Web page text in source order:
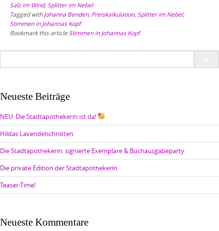
Salz im Wind, Splitter im Nebel
Tagged withJohanna Benden, Preiskalkulation, Splitter im Nebel,
Stimmen in Johannas Kopf
Bookmark this article Stimmen in Johannas Kopf
Neueste Beiträge
NEU: Die Stadtapothekerin ist da!
Hildas Lavendelschnitten
Die Stadtapothekerin: signierte Exemplare & Buchausgabeparty
Die private Edition der Stadtapothekerin
Teaser-Time!
Neueste Kommentare